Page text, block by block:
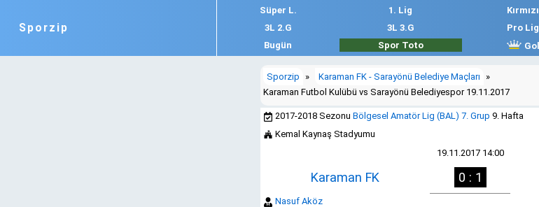
Sporzip
Süper L. 1. Lig Kırmızı
3L 2.G
3L 3.G Pro Lig
Bugün
Spor Toto Gol
Sporzip » Karaman FK - Sarayönü Belediye Maçları
»
Karaman Futbol Kulübü vs Sarayönü Belediyespor 19.11.2017
2017-2018 Sezonu Bölgesel Amatör Lig (BAL) 7. Grup 9. Hafta
Kemal Kaynaş Stadyumu
19.11.2017 14:00
Karaman FK 0 : 1
Nasuf Aköz